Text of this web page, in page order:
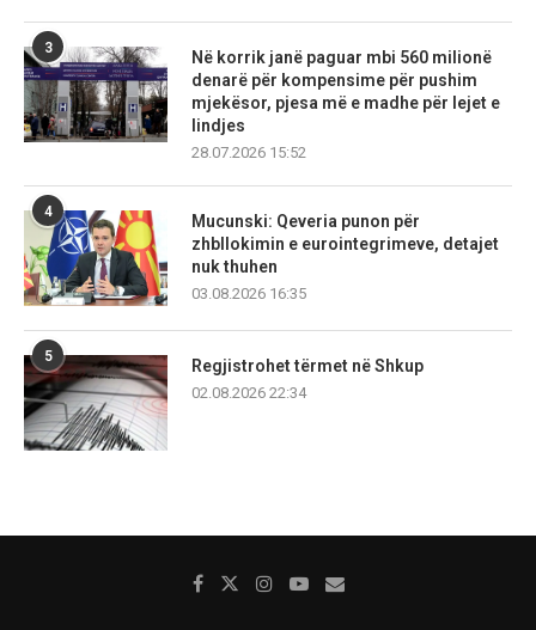
3
Në korrik janë paguar mbi 560 milionë
denarë për kompensime për pushim
mjekësor, pjesa më e madhe për lejet e
lindjes
28.07.2026 15:52
4
Mucunski: Qeveria punon për
zhbllokimin e eurointegrimeve, detajet
nuk thuhen
03.08.2026 16:35
5
Regjistrohet tërmet në Shkup
02.08.2026 22:34